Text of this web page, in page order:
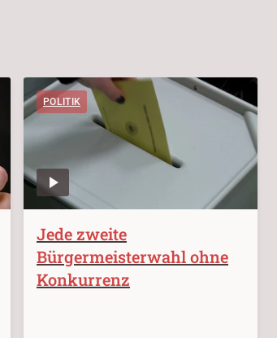
POLITIK
Jede zweite
Bürgermeisterwahl ohne
Konkurrenz